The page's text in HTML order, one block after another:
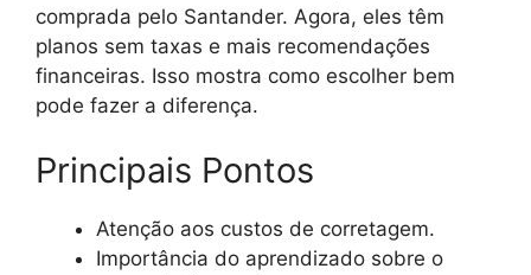
comprada pelo Santander. Agora, eles têm
planos sem taxas e mais recomendações
financeiras. Isso mostra como escolher bem
pode fazer a diferença.
Principais Pontos
Atenção aos custos de corretagem.
Importância do aprendizado sobre o